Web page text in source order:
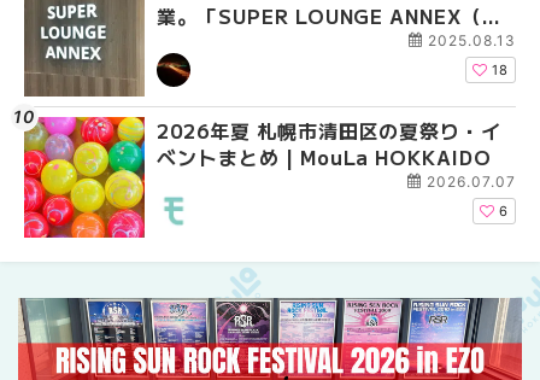
業。「SUPER LOUNGE ANNEX（ス
ーパーラウンジアネックス）」をご紹
介！！ | MouLa HOKKAIDO
2025.08.13
18
2026年夏 札幌市清田区の夏祭り・イ
ベントまとめ | MouLa HOKKAIDO
2026.07.07
6
ベントまとめ |
2026年夏 恵庭市・千
イベントまとめ |
業。「SUPER
ーパーラウンジアネッ
介！！ | MouLa
2026年夏 札幌市豊平
ベントまとめ |